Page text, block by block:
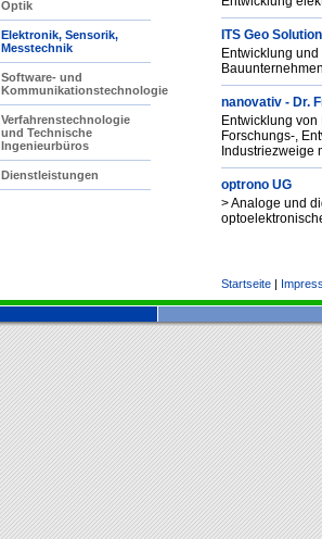
Optik
Elektronik, Sensorik,
Messtechnik
Software- und
Kommunikationstechnologie
Verfahrenstechnologie
und Technische
Ingenieurbüros
Dienstleistungen
ITS Geo
Entwicklung und
nanovativ - Dr.
Entwicklung von
Forschungs-,
Industriezweige
optrono UG
> Analoge und
Startseite|